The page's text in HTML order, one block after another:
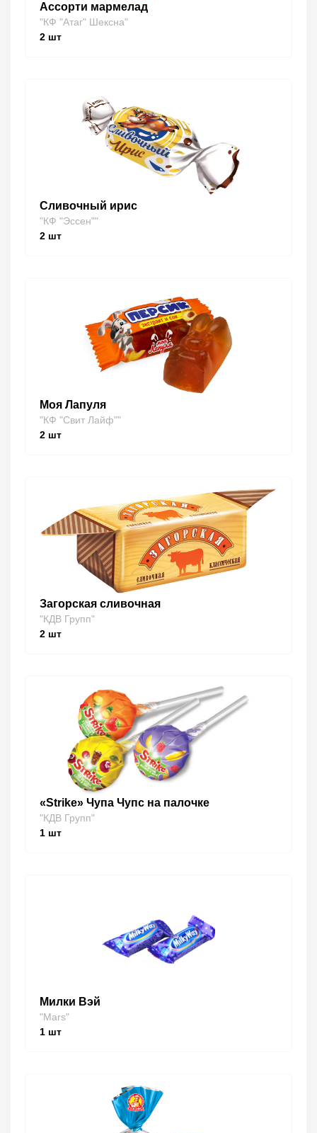
Ассорти мармелад
"КФ "Атаг" Шексна"
2 шт
Сливочный ирис
"КФ "Эссен""
2 шт
Моя Лапуля
"КФ "Свит Лайф""
2 шт
Загорская сливочная
"КДВ Групп"
2 шт
«Strike» Чупа Чупс на палочке
"КДВ Групп"
1 шт
Милки Вэй
"Mars"
1 шт